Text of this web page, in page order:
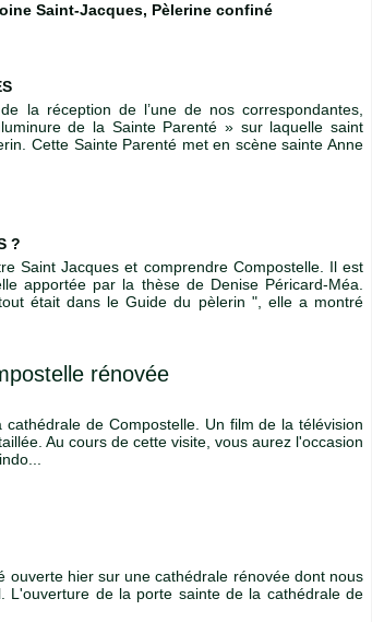
Saint-Jacques, Pèlerine confiné
la réception de l’une de nos correspondantes,
de la Sainte Parenté » sur laquelle saint
Cette Sainte Parenté met en scène sainte Anne
?
Saint Jacques et comprendre Compostelle. Il est
apportée par la thèse de Denise Péricard-Méa.
était dans le Guide du pèlerin ", elle a montré
rénovée
de Compostelle. Un film de la télévision
Au cours de cette visite, vous aurez l'occasion
ouverte hier sur une cathédrale rénovée dont nous
de la porte sainte de la cathédrale de